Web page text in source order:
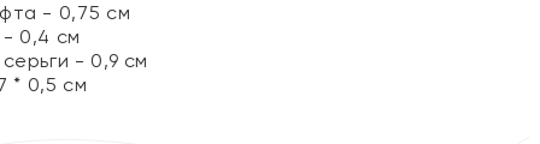
- 0,75 см
0,4 см
- 0,9 см
* 0,5 см